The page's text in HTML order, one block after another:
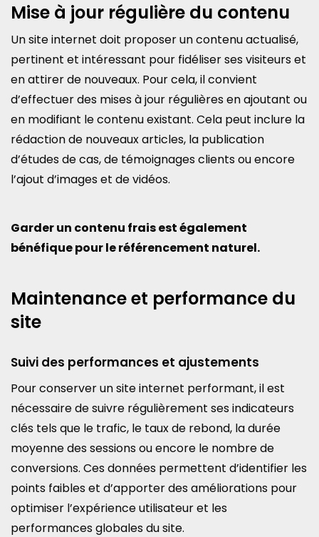
Mise à jour régulière du contenu
Un site internet doit proposer un contenu actualisé,
pertinent et intéressant pour fidéliser ses visiteurs et
en attirer de nouveaux. Pour cela, il convient
d’effectuer des mises à jour régulières en ajoutant ou
en modifiant le contenu existant. Cela peut inclure la
rédaction de nouveaux articles, la publication
d’études de cas, de témoignages clients ou encore
l’ajout d’images et de vidéos.
Garder un contenu frais est également
bénéfique pour le référencement naturel.
Maintenance et performance du
site
Suivi des performances et ajustements
Pour conserver un site internet performant, il est
nécessaire de suivre régulièrement ses indicateurs
clés tels que le trafic, le taux de rebond, la durée
moyenne des sessions ou encore le nombre de
conversions. Ces données permettent d’identifier les
points faibles et d’apporter des améliorations pour
optimiser l’expérience utilisateur et les
performances globales du site.